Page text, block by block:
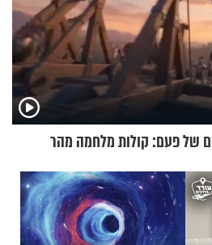
של פעם: קולות מלחמה מהר